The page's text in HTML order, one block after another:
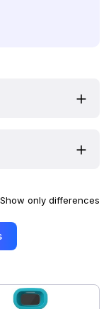
Show only differences